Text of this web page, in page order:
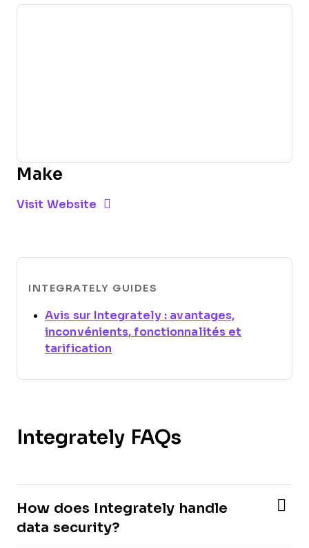
Make
Visit Website Opens New Window
INTEGRATELY GUIDES
Avis sur Integrately : avantages,
inconvénients, fonctionnalités et
tarification
Integrately FAQs
How does Integrately handle
data security?